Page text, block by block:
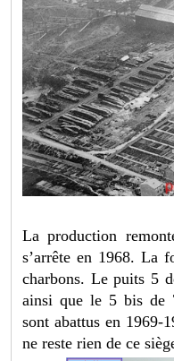
La production
s’arrête en 1968. La
charbons. Le puits 5
ainsi que le 5 bis de
sont abattus en 1969-
ne reste rien de ce